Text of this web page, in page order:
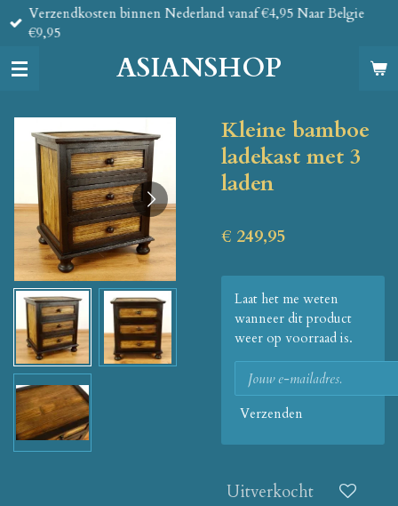
Ga
direct
de
ASIANSHOP
Verzendkosten binnen Nederland vanaf €4,95 Naar Belgie
€9,95
Kleine bamboe
ladekast met 3
laden
€ 249,95
Laat het me weten
wanneer dit product
weer op voorraad is.
Verzenden
Uitverkocht